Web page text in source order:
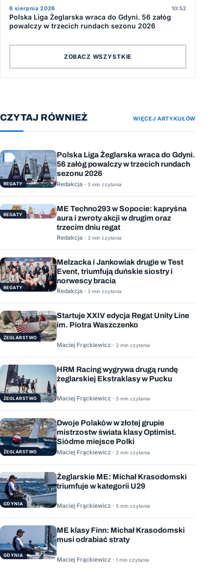
6 sierpnia 2026 10:52
Polska Liga Żeglarska wraca do Gdyni. 56 załóg
powalczy w trzecich rundach sezonu 2026
ZOBACZ WSZYSTKIE
CZYTAJ RÓWNIEŻ WIĘCEJ ARTYKUŁÓW
REGATY
Polska Liga Żeglarska wraca do Gdyni.
56 załóg powalczy w trzecich rundach
sezonu 2026
Redakcja · 3 min czytania
REGATY
ME Techno293 w Sopocie: kapryśna
aura i zwroty akcji w drugim oraz
trzecim dniu regat
Redakcja · 3 min czytania
REGATY
Melzacka i Jankowiak drugie w Test
Event, triumfują duńskie siostry i
norwescy bracia
Redakcja · 3 min czytania
ŻEGLARSTWO
Startuje XXIV edycja Regat Unity Line
im. Piotra Waszczenko
Maciej Frąckiewicz · 2 min czytania
ŻEGLARSTWO
HRM Racing wygrywa drugą rundę
żeglarskiej Ekstraklasy w Pucku
Maciej Frąckiewicz · 5 min czytania
ŻEGLARSTWO
Dwoje Polaków w złotej grupie
mistrzostw świata klasy Optimist.
Siódme miejsce Polki
Maciej Frąckiewicz · 2 min czytania
GDYNIA
Żeglarskie ME: Michał Krasodomski
triumfuje w kategorii U29
Maciej Frąckiewicz · 5 min czytania
GDYNIA
ME klasy Finn: Michał Krasodomski
musi odrabiać straty
Maciej Frąckiewicz · 1 min czytania